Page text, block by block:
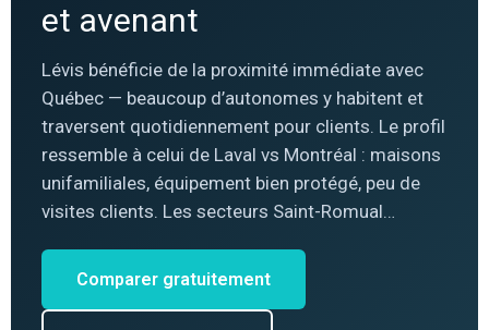
et avenant
Lévis bénéficie de la proximité immédiate avec
Québec — beaucoup d’autonomes y habitent et
traversent quotidiennement pour clients. Le profil
ressemble à celui de Laval vs Montréal : maisons
unifamiliales, équipement bien protégé, peu de
visites clients. Les secteurs Saint-Romual…
Comparer gratuitement